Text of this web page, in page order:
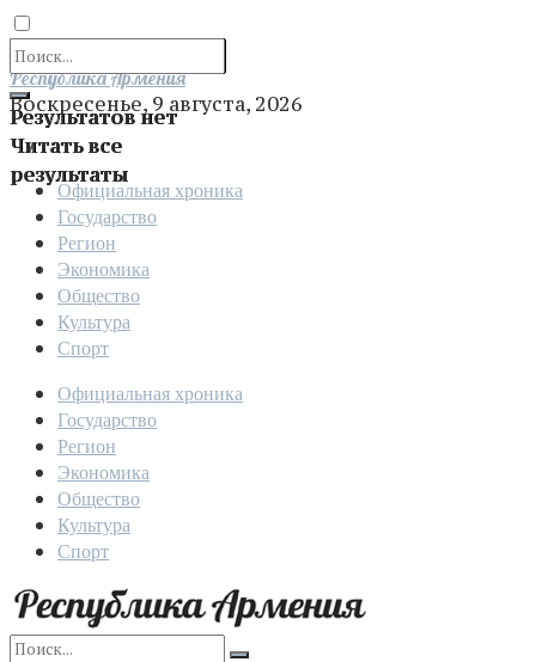
Результатов нет
Читать все
результаты
Отправить
Республика Армения
Воскресенье, 9 августа, 2026
Официальная хроника
Государство
Регион
Экономика
Общество
Культура
Спорт
Официальная хроника
Государство
Регион
Экономика
Общество
Культура
Спорт